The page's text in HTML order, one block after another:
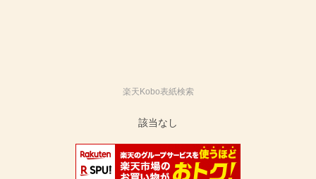
楽天Kobo表紙検索